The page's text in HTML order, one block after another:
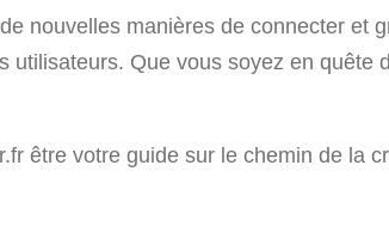
nouvelles manières de connecter
Que vous soyez en quête
être votre guide sur le chemin de la